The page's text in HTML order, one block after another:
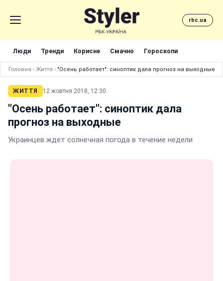
rbc.ua
Люди Тренди Корисне Смачно Гороскопи
Головна › Життя › "Осень работает": синоптик дала прогноз на выходные
ЖИТТЯ 12 жовтня 2018, 12:30
"Осень работает": синоптик дала
прогноз на выходные
Украинцев ждет солнечная погода в течение недели